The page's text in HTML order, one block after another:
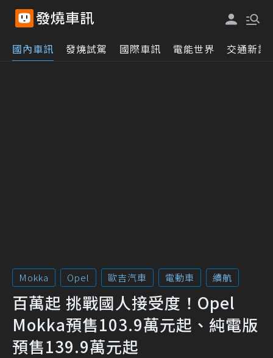
國內車訊 發燒試駕 國際車訊 電能世界 交通新訊
Mokka Opel 歐吉汽車 電動車 續航
百萬起 挑戰國人接受度！Opel
Mokka預售103.9萬元起、純電版
預售139.9萬元起